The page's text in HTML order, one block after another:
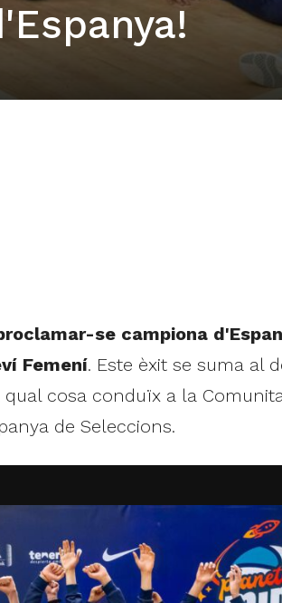
se campiona
Femení. Este èxit se suma al
cosa conduïx a la
de Seleccions.